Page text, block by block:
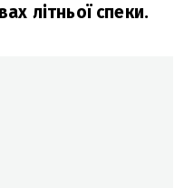
літньої спеки.